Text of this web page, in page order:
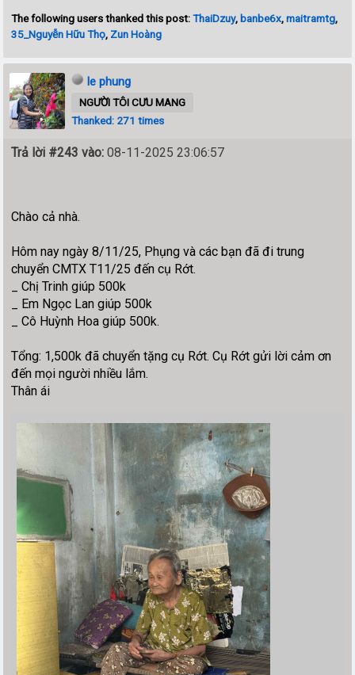
The following users thanked this post:ThaiDzuy, banbe6x,maitramtg,
35_Nguyễn Hữu Thọ, Zun Hoàng
le phung
NGƯỜI TÔI CƯU MANG
Thanked: 271 times
Trả lời #243 vào: 08-11-2025 23:06:57
Chào cả nhà.
Hôm nay ngày 8/11/25, Phụng và các bạn đã đi trung
chuyển CMTX T11/25 đến cụ Rớt.
_ Chị Trinh giúp 500k
_ Em Ngọc Lan giúp 500k
_ Cô Huỳnh Hoa giúp 500k.
Tổng: 1,500k đã chuyển tặng cụ Rớt. Cụ Rớt gửi lời cảm ơn
đến mọi người nhiều lắm.
Thân ái